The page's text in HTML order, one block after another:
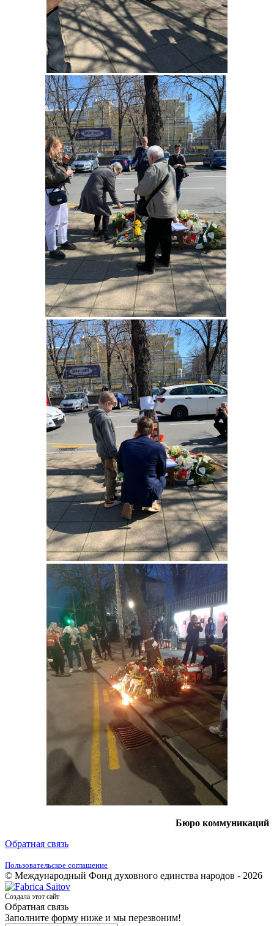
Бюро коммуникаций
Обратная связь
Пользовательское соглашение
© Международный Фонд духовного единства народов - 2026
Создала этот сайт
Обратная связь
Заполните форму ниже и мы перезвоним!